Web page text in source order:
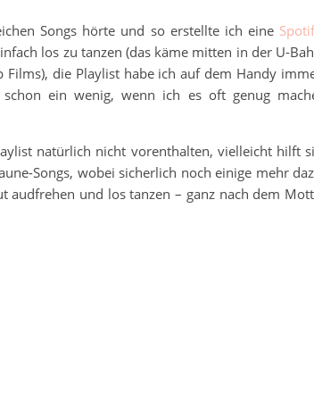
Songs hörte und so erstellte ich eine
los zu tanzen (das käme mitten in der U-
Films), die Playlist habe ich auf dem Handy
ein wenig, wenn ich es oft genug
natürlich nicht vorenthalten, vielleicht hilft
Songs, wobei sicherlich noch einige mehr
und los tanzen – ganz nach dem